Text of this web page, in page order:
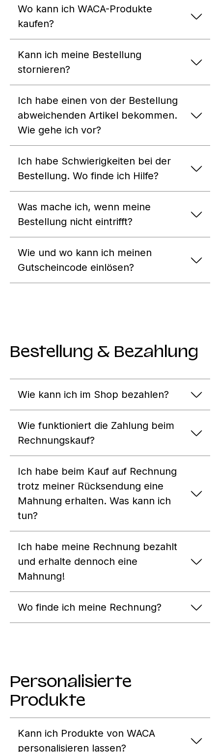
Wo kann ich WACA-Produkte
kaufen?
Kann ich meine Bestellung
stornieren?
Ich habe einen von der Bestellung
abweichenden Artikel bekommen.
Wie gehe ich vor?
Ich habe Schwierigkeiten bei der
Bestellung. Wo finde ich Hilfe?
Was mache ich, wenn meine
Bestellung nicht eintrifft?
Wie und wo kann ich meinen
Gutscheincode einlösen?
Bestellung & Bezahlung
Wie kann ich im Shop bezahlen?
Wie funktioniert die Zahlung beim
Rechnungskauf?
Ich habe beim Kauf auf Rechnung
trotz meiner Rücksendung eine
Mahnung erhalten. Was kann ich
tun?
Ich habe meine Rechnung bezahlt
und erhalte dennoch eine
Mahnung!
Wo finde ich meine Rechnung?
Personalisierte
Produkte
Kann ich Produkte von WACA
personalisieren lassen?